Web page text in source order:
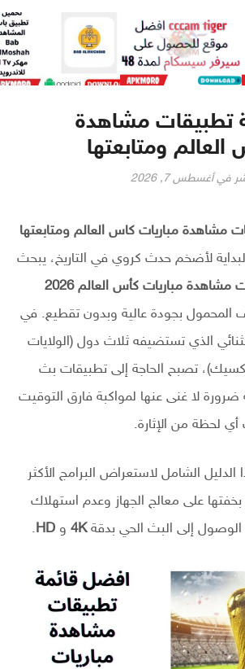
تطبيقات مشاهدة
ومتابعتها
في أغسطس 7, 2026
مشاهدة مباريات كاس العالم ومتابعتها
لأضخم حدث كروي في التاريخ، يبحث
مشاهدة مباريات كأس العالم 2026
المحمول بجودة عالية وبدون تقطيع. في
الذي تستضيفه ثلاث دول (الولايات
تصبح الحاجة إلى تطبيقات بث
لا غنى عنها لمواكبة فارق التوقيت
لحظة من الإثارة.
الشامل لاستعراض البرامج الأكثر
بخفتها على معالج الجهاز وعدم استهلاك
الوصول إلى البث الحي بدقة4K و HD
.